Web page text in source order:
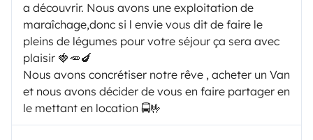
a découvrir. Nous avons une exploitation de
maraîchage,donc si l envie vous dit de faire le
pleins de légumes pour votre séjour ça sera avec
plaisir 🍓🥕🍆
Nous avons concrétiser notre rêve , acheter un Van
et nous avons décider de vous en faire partager en
le mettant en location 🚍🤟